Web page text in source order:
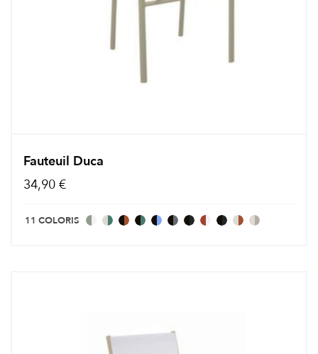
Fauteuil Duca
34,90 €
11 COLORIS